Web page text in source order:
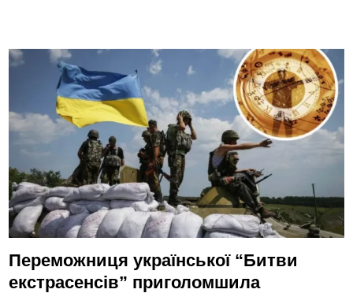
Переможниця української “Битви
екстрасенсів” приголомшила